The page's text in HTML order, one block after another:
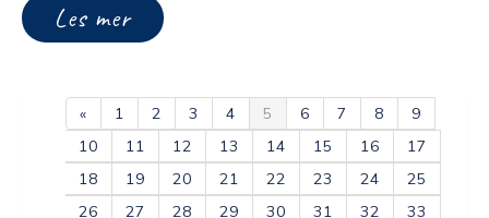
Les mer
« 1 2 3 4 5 6 7 8
9
10
11 12 13 14 15 16
17
18
19 20 21 22 23 24
25
26
27 28 29 30 31 32
33